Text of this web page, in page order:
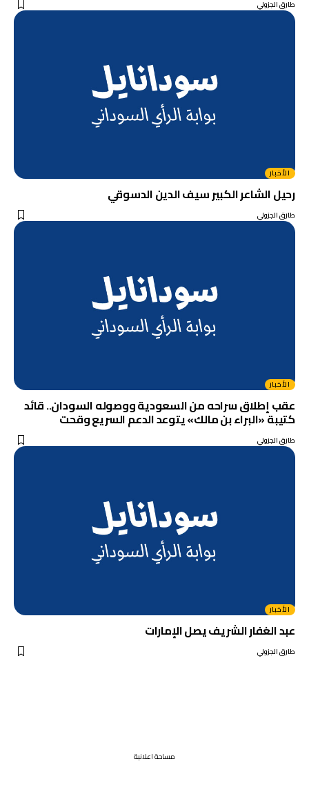
طارق الجزولي
الأخبار
رحيل الشاعر الكبير سيف الدين الدسوقي
طارق الجزولي
الأخبار
عقب إطلاق سراحه من السعودية ووصوله السودان.. قائد
كتيبة «البراء بن مالك» يتوعد الدعم السريع وقحت
طارق الجزولي
الأخبار
عبد الغفار الشريف يصل الإمارات
طارق الجزولي
مساحة اعلانية